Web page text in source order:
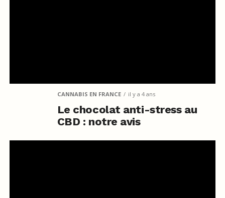
CANNABIS EN FRANCE il y a 4 ans
Le chocolat anti-stress au
CBD : notre avis